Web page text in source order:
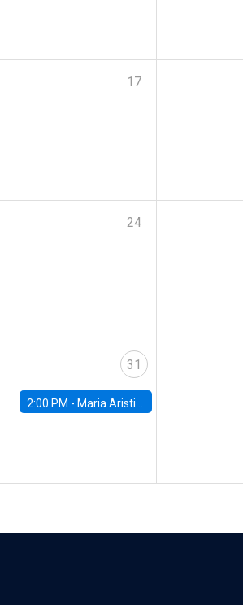
17
24
31
2:00 PM - Maria Aristizabal-Ramirez, FED Board